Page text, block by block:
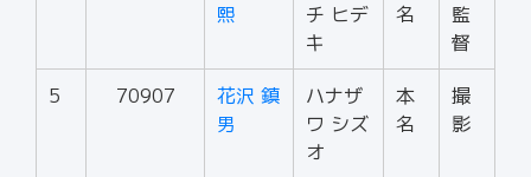
熙
チ ヒデ
キ
名
監
督
5 70907
花沢 鎮
男
ハナザ
ワ シズ
オ
本
名
撮
影